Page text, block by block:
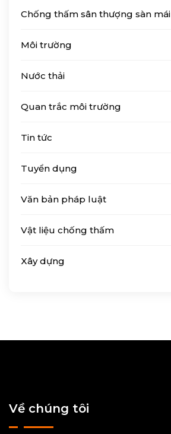
Chống thấm sân thượng sàn mái
Môi trường
Nước thải
Quan trắc môi trường
Tin tức
Tuyển dụng
Văn bản pháp luật
Vật liệu chống thấm
Xây dựng
Về chúng tôi